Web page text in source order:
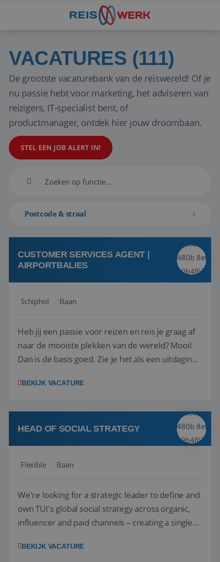
VACATURES (111)
De grootste vacaturebank van de reiswereld! Of je
nu passie hebt voor marketing, het adviseren van
reizigers, IT-specialist bent, of
productmanager, ontdek hier jouw droombaan.
STEL EEN JOB ALERT IN!
Postcode & straal
CUSTOMER SERVICES AGENT |
AIRPORTBALIES
Schiphol Baan
Heb jij een passie voor reizen en reis je graag af
naar de mooiste plekken van de wereld? Mooi!
Dan is de basis goed. Zie je het als een uitdaging
het samenstellen en boeken van de perfecte
deze onderdelen zijn nu samen gevoegd...
BEKIJK VACATURE
HEAD OF SOCIAL STRATEGY
Flexible Baan
We're looking for a strategic leader to define and
own TUI's global social strategy across organic,
influencer and paid channels – creating a single
locally. The role will be published until 18 August
BEKIJK VACATURE